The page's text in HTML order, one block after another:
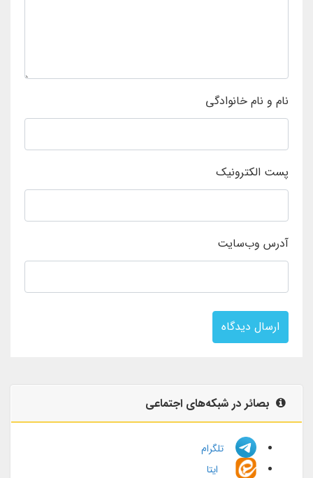
نام و نام خانوادگی
پست الکترونیک
آدرس وب‌سایت
ارسال دیدگاه
بصائر در شبکه‌های اجتماعی
تلگرام
ایتا